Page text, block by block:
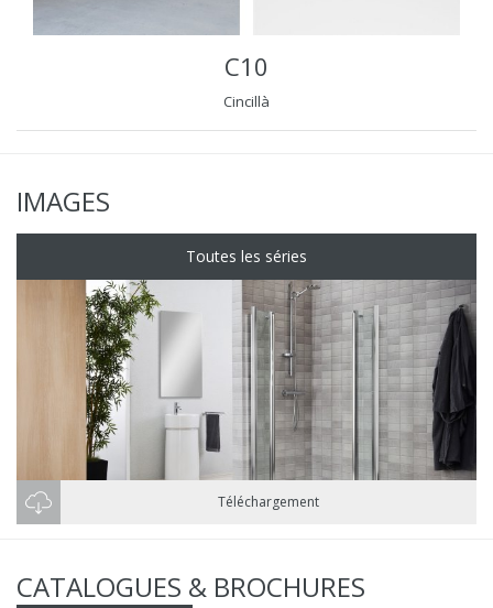
C10
Cincillà
IMAGES
Toutes les séries
Téléchargement
CATALOGUES & BROCHURES